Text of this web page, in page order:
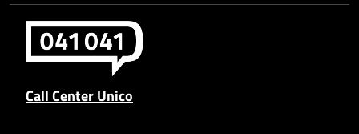
Call Center Unico